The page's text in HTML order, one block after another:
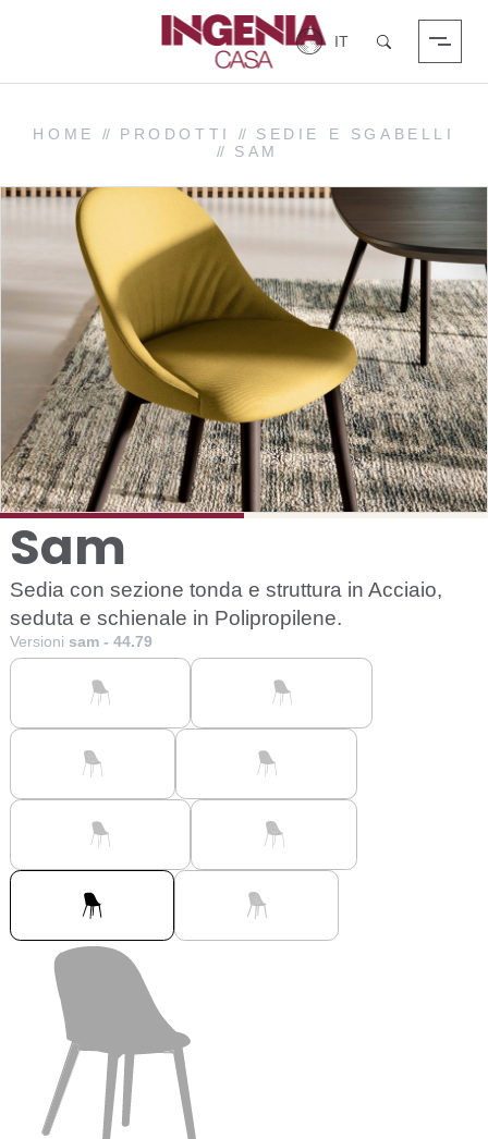
Cerca
Login
HOME // PRODOTTI //
SEDIE E SGABELLI
//
SAM
Sam
Sedia con sezione tonda e struttura in Acciaio,
seduta e schienale in Polipropilene.
Versioni sam - 44.79